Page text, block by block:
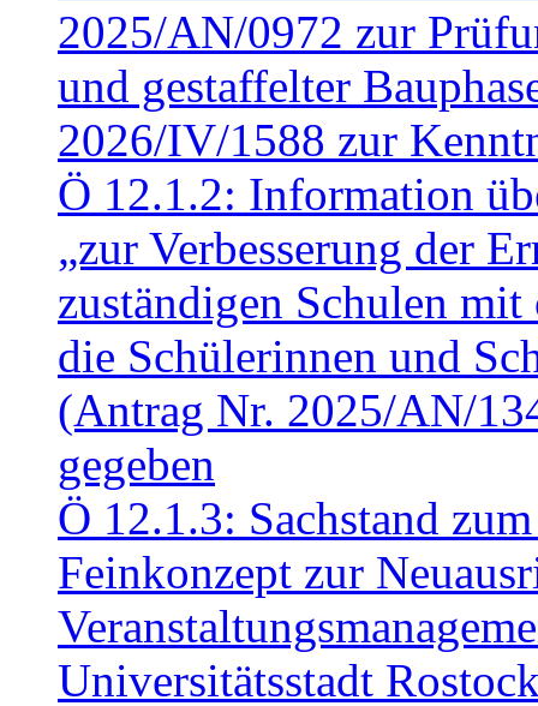
2025/AN/0972 zur
und gestaffelter
2026/IV/1588 zur
Ö 12.1.2: Information
„zur Verbesserung der
zuständigen Schulen
die Schülerinnen und
(Antrag Nr. 2025/AN/
gegeben
Ö 12.1.3: Sachstand
Feinkonzept zur
Universitätsstadt